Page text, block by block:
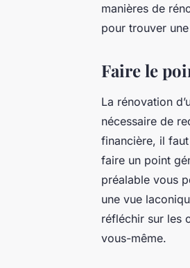
manières de
pour trouver
Faire le
La rénovation
nécessaire de
financière, il
faire un point
préalable vous
une vue
réfléchir sur les
vous-même.